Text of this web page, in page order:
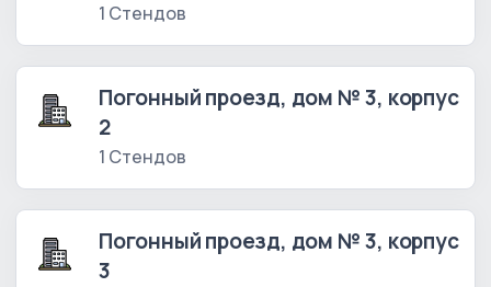
1 Стендов
Погонный проезд, дом № 3, корпус
2
1 Стендов
Погонный проезд, дом № 3, корпус
3